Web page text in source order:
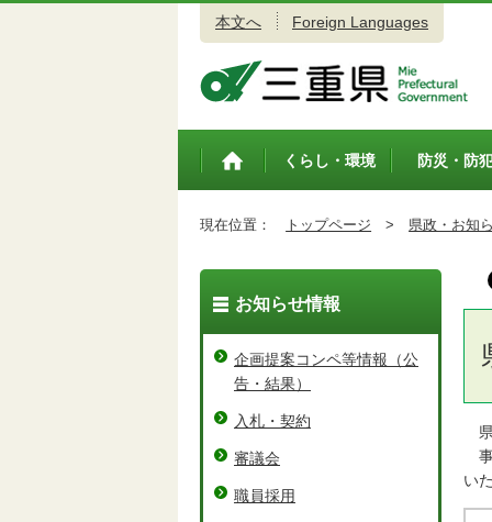
本文へ Foreign Languages
トップペ
くらし・環境 防災・防
現在位置： トップページ > 県政・お知
県
事
い
お知らせ情報
企画提案コンペ等情報（公
告・結果）
入札・契約
審議会
職員採用